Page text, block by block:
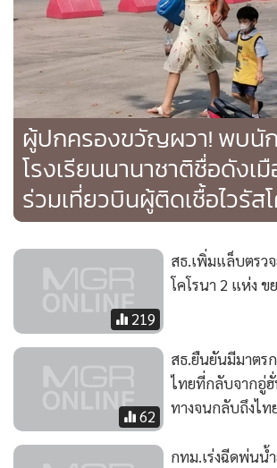
• Gotomanager
ผู้ปกครองขวัญผวา! พบนั
โรงเรียนนานาชาติชื่อดังเ
ร่วมเที่ยวบินผู้ติดเชื้อไวรัส
219
สธ.เพิ่มแล็บตรว
โคโรนา 2 แห่ง ข
62
สธ.ยืนยันมีมาตร
ไทยที่กลับจากอู่
ทางจนกลับถึงไท
กทม.เร่งฉีดพ่นน้